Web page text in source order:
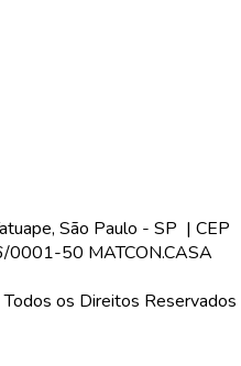
São Paulo - SP | CEP
50 MATCON.CASA
os Direitos Reservados